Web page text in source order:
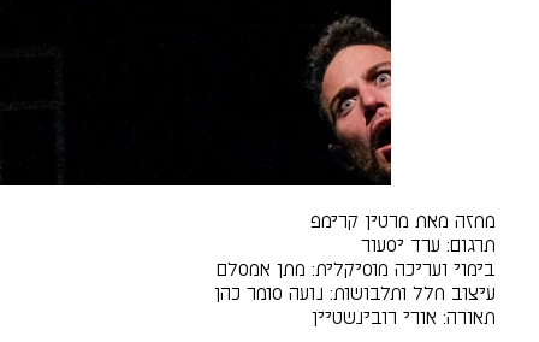
מחזה מאת מרטין קרימפ
תרגום: ערד יסעור
בימוי ועריכה מוסיקלית: מתן אמסלם
עיצוב חלל ותלבושות: נועה סומר כהן
תאורה: אורי רובינשטיין